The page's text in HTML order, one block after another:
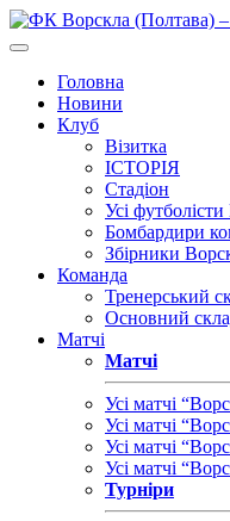
Головна
Новини
Клуб
Візитка
ІСТОРІЯ
Стадіон
Усі
Бомбардири
Збірники
Команда
Тренерський
Основний
Матчі
Матчі
Усі матчі
Усі матчі
Усі матчі
Усі матчі
Турніри